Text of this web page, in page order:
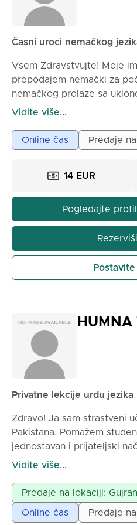
poboljšavamo!
Časni uroci nemačkog
Vsem Zdravstvujte! Moje
prepodajem nemački za
nemačkog prolaze sa
gramatiku, do nivoa B2. Ja
Vidite više...
Online čas Predaje
14 EUR
Pogledajte
HUMNA
Privatne lekcije urdu jezika
Zdravo! Ja sam strastveni
Pakistana. Pomažem
jednostavan i prijateljski
fokusiraju na govor, čitanje,
poučavanja je lagan,
početnike. Prilagođavam
skladu sa njihovim
Vidite više...
Predaje na lokaciji:
Online čas Predaje